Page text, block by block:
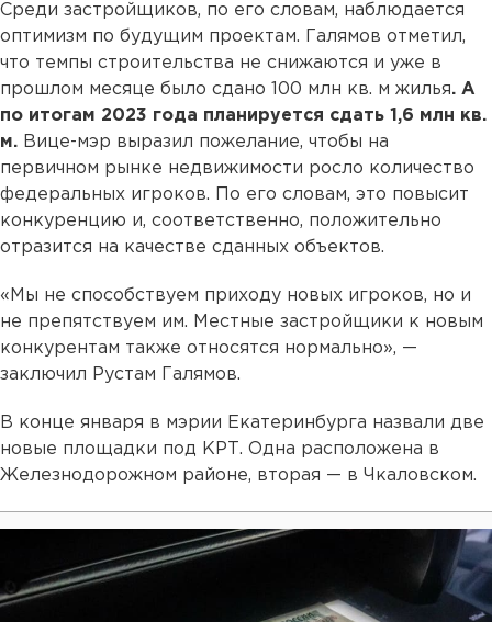
Среди застройщиков, по его словам, наблюдается
оптимизм по будущим проектам. Галямов отметил,
что темпы строительства не снижаются и уже в
прошлом месяце было сдано 100 млн кв. м жилья. А
по итогам 2023 года планируется сдать 1,6 млн кв.
м. Вице-мэр выразил пожелание, чтобы на
первичном рынке недвижимости росло количество
федеральных игроков. По его словам, это повысит
конкуренцию и, соответственно, положительно
отразится на качестве сданных объектов.
«Мы не способствуем приходу новых игроков, но и
не препятствуем им. Местные застройщики к новым
конкурентам также относятся нормально», —
заключил Рустам Галямов.
В конце января в мэрии Екатеринбурга назвали две
новые площадки под КРТ. Одна расположена в
Железнодорожном районе, вторая — в Чкаловском.